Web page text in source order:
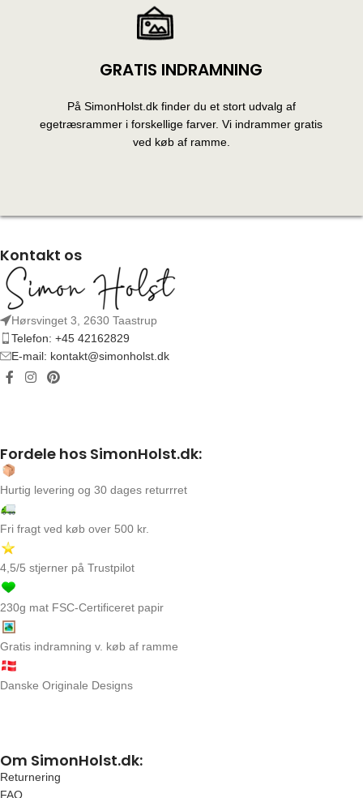
GRATIS INDRAMNING
På SimonHolst.dk finder du et stort udvalg af
egetræsrammer i forskellige farver. Vi indrammer gratis
ved køb af ramme.
Kontakt os
Hørsvinget 3, 2630 Taastrup
Telefon: +45 42162829
E-mail: kontakt@simonholst.dk
Fordele hos SimonHolst.dk:
Hurtig levering og 30 dages returrret
Fri fragt ved køb over 500 kr.
4,5/5 stjerner på Trustpilot
230g mat FSC-Certificeret papir
Gratis indramning v. køb af ramme
Danske Originale Designs
Om SimonHolst.dk:
Returnering
FAQ